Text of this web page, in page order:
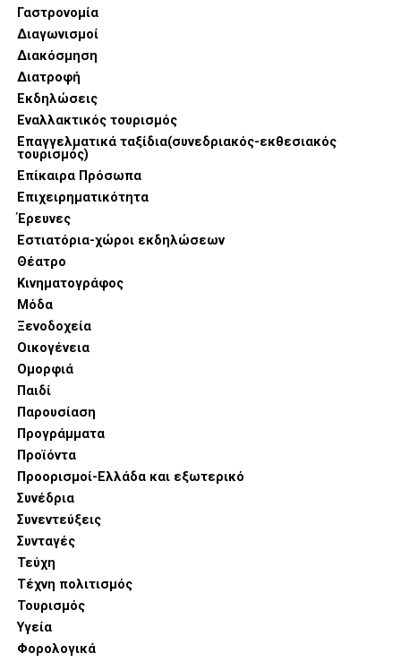
Γαστρονομία
Διαγωνισμοί
Διακόσμηση
Διατροφή
Εκδηλώσεις
Εναλλακτικός τουρισμός
Επαγγελματικά ταξίδια(συνεδριακός-εκθεσιακός
τουρισμός)
Επίκαιρα Πρόσωπα
Επιχειρηματικότητα
Έρευνες
Εστιατόρια-χώροι εκδηλώσεων
Θέατρο
Κινηματογράφος
Μόδα
Ξενοδοχεία
Οικογένεια
Ομορφιά
Παιδί
Παρουσίαση
Προγράμματα
Προϊόντα
Προορισμοί-Ελλάδα και εξωτερικό
Συνέδρια
Συνεντεύξεις
Συνταγές
Τεύχη
Τέχνη πολιτισμός
Τουρισμός
Υγεία
Φορολογικά